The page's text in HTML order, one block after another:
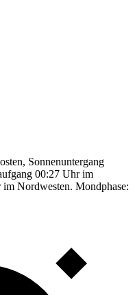
Sonnenuntergang
00:27 Uhr im
Nordwesten. Mondphase: